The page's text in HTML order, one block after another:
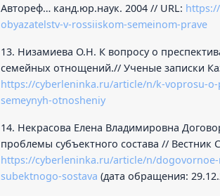
Автореф… канд.юр.наук. 2004 // URL:
obyazatelstv-v-rossiiskom-semeinom-prave
13. Низамиева О.Н. К вопросу о
семейных отнощений.// Ученые записки
https://cyberleninka.ru/article/n/k-voprosu-
semeynyh-otnosheniy
14. Некрасова Елена Владимировна
проблемы субъектного состава //
https://cyberleninka.ru/article/n/
subektnogo-sostava (дата обращения: